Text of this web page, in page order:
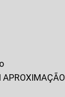
APROXIMAÇÃO